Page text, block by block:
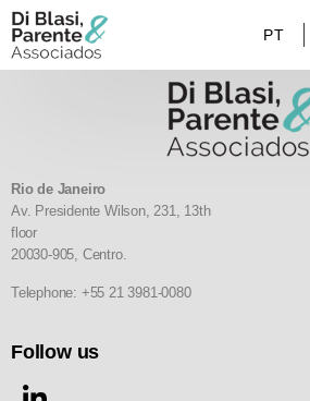
PT
Rio de Janeiro
Av. Presidente Wilson, 231, 13th
floor
20030-905, Centro.
Telephone: +55 21 3981-0080
Follow us